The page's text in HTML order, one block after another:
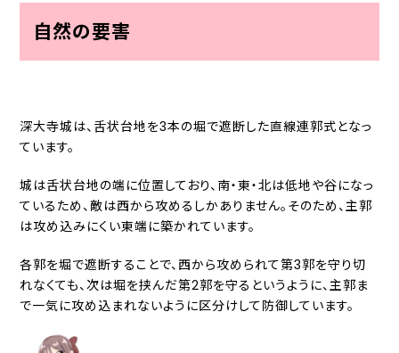
自然の要害
深大寺城は、舌状台地を3本の堀で遮断した直線連郭式となっ
ています。
城は舌状台地の端に位置しており、南・東・北は低地や谷になっ
ているため、敵は西から攻めるしかありません。そのため、主郭
は攻め込みにくい東端に築かれています。
各郭を堀で遮断することで、西から攻められて第3郭を守り切
れなくても、次は堀を挟んだ第2郭を守るというように、主郭ま
で一気に攻め込まれないように区分けして防御しています。